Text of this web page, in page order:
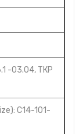
-03.04, ТКР
С14-101-